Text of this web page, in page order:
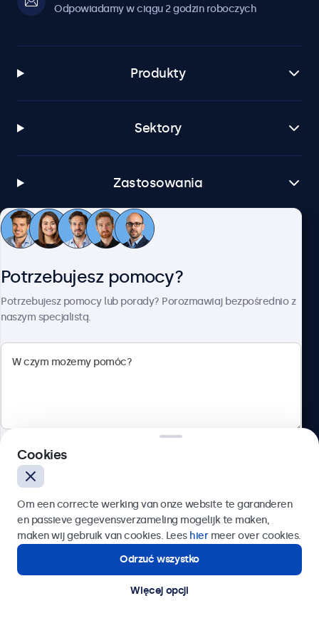
Odpowiadamy w ciągu 2 godzin roboczych
Produkty
Sektory
Zastosowania
Obsługa klienta
Polski
© 2026 Beetronics
Potrzebujesz pomocy?
Potrzebujesz pomocy lub porady? Porozmawiaj bezpośrednio z
naszym specjalistą.
Wyślij
Lub zadzwoń pod numer:22 397 04 43
Potrzebujesz pomocy?
Kontakt ze specjalistą.
Cookies
Om een correcte werking van onze website te garanderen
en passieve gegevensverzameling mogelijk te maken,
maken wij gebruik van cookies. Lees hiermeer over cookies.
Odrzuć wszystko
Więcej opcji